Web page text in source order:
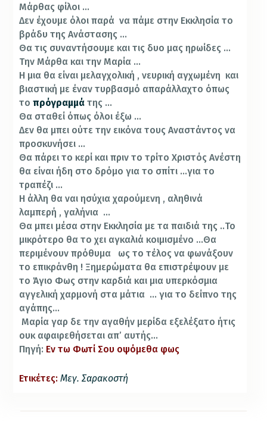
Μάρθας φίλοι …
Δεν έχουμε όλοι παρά να πάμε στην Εκκλησία το
βράδυ της Ανάστασης …
Θα τις συναντήσουμε και τις δυο μας ηρωίδες …
Την Μάρθα και την Μαρία …
Η μια θα είναι μελαγχολική , νευρική αγχωμένη και
βιαστική με έναν τυρβασμό απαράλλαχτο όπως
τοπρόγραμμά της …
Θα σταθεί όπως όλοι έξω …
Δεν θα μπει ούτε την εικόνα τους Αναστάντος να
προσκυνήσει …
Θα πάρει το κερί και πριν το τρίτο Χριστός Ανέστη
θα είναι ήδη στο δρόμο για το σπίτι …για το
τραπέζι …
Η άλλη θα ναι ησύχια χαρούμενη , αληθινά
λαμπερή , γαλήνια …
Θα μπει μέσα στην Εκκλησία με τα παιδιά της ..Το
μικρότερο θα το χει αγκαλιά κοιμισμένο …Θα
περιμένουν πρόθυμα ως το τέλος να φωνάξουν
το επικράνθη ! Ξημερώματα θα επιστρέψουν με
το Άγιο Φως στην καρδιά και μια υπερκόσμια
αγγελική χαρμονή στα μάτια … για το δείπνο της
αγάπης…
Μαρία γαρ δε την αγαθήν μερίδα εξελέξατο ήτις
ουκ αφαιρεθήσεται απ’ αυτής…
Πηγή: Εν τω Φωτί Σου οψόμεθα φως
Ετικέτες: Μεγ. Σαρακοστή